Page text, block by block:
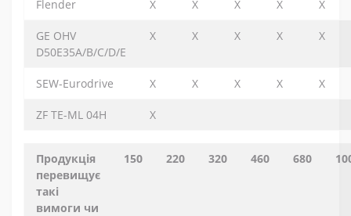
Flender X X X X X
GE OHV
D50E35A/B/C/D/E
X X X X X
SEW-Eurodrive X X X X X
ZF TE-ML 04H X
Продукція
перевищує
такі
вимоги чи
150 220 320 460 680